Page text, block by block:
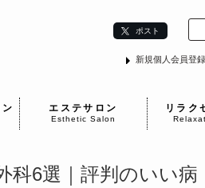
ポスト
新規個人会員登録
エステサロン
Esthetic Salon
リラク
科6選｜評判のいい病